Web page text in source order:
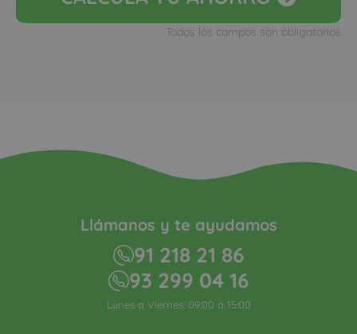
Todos los campos son obligatorios
Llámanos y te ayudamos
91 218 21 86
93 299 04 16
Lunes a Viernes: 09:00 a 15:00